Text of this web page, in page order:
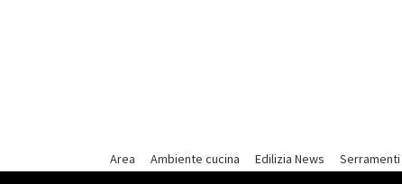
Area
Ambiente cucina Edilizia News Serramenti